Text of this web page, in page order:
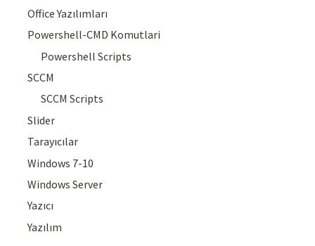
Office Yazılımları
Powershell-CMD Komutlari
Powershell Scripts
SCCM
SCCM Scripts
Slider
Tarayıcılar
Windows 7-10
Windows Server
Yazıcı
Yazılım